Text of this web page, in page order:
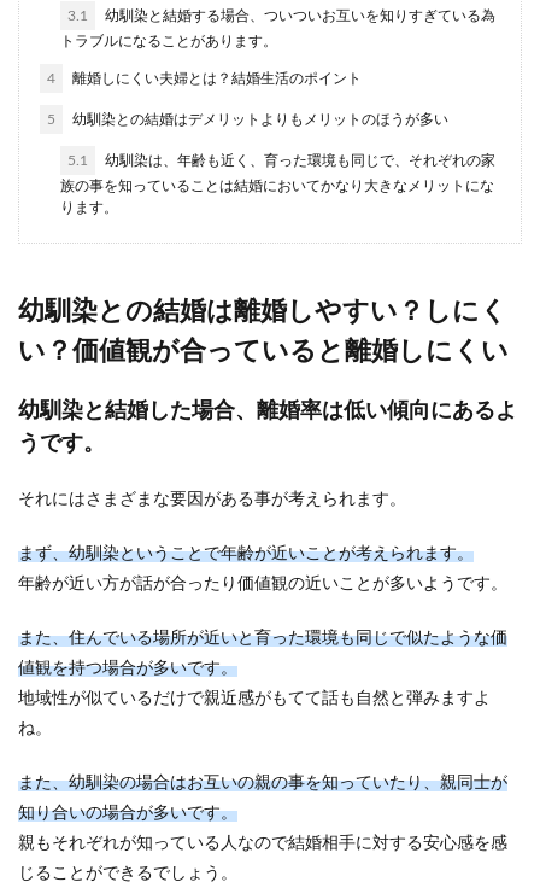
顔合わせのしおりの内容と作り方！し
おりを自分で手作りする方法
両家の顔合わせのときにしおりを用意するプレ花
嫁さんが増えています。両家の顔合わせのとき
年の差結婚を反対する親の説得方法。
親を安心させるための接し方
の報告があるのではないでしょうか。特に父親へ
遠距離カップルの結婚の決め手と結婚
を決意した彼氏の気持ち
どのくらいしていますか？ 中には今の彼との結婚
を考えて...
青系のカラードレスを結婚式に着たい
人必見！色選びのポイント
結婚式に着るカラードレスの色ですが、青系は人
気が高い色の一つです。 式場やショップを覗く
3.1
幼馴染と結婚する場合、ついついお互いを知りすぎている為
トラブルになることがあります。
4 離婚しにくい夫婦とは？結婚生活のポイント
5 幼馴染との結婚はデメリットよりもメリットのほうが多い
5.1
幼馴染は、年齢も近く、育った環境も同じで、それぞれの家
族の事を知っていることは結婚においてかなり大きなメリットにな
ります。
幼馴染との結婚は離婚しやすい？しにく
い？価値観が合っていると離婚しにくい
幼馴染と結婚した場合、離婚率は低い傾向にあるよ
うです。
それにはさまざまな要因がある事が考えられます。
まず、幼馴染ということで年齢が近いことが考えられます。
年齢が近い方が話が合ったり価値観の近いことが多いようです。
また、住んでいる場所が近いと育った環境も同じで似たような価
値観を持つ場合が多いです。
地域性が似ているだけで親近感がもてて話も自然と弾みますよ
ね。
また、幼馴染の場合はお互いの親の事を知っていたり、親同士が
知り合いの場合が多いです。
親もそれぞれが知っている人なので結婚相手に対する安心感を感
じることができるでしょう。